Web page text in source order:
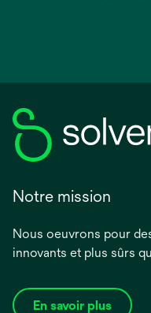
Notre mission
Nous oeuvrons pour
innovants et plus sûrs
En savoir plus